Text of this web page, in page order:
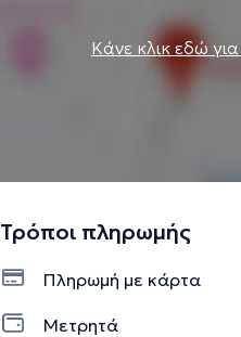
Με πολυδιάστατη εμπειρία
ζευγάρια, οικογένειες και
Την περιγραφή επιμελείται η ομάδα
επαληθευμένες πληροφορίες.
Κάνε κλικ εδώ
Τρόποι πληρωμής
Πληρωμή με κάρτα
Μετρητά